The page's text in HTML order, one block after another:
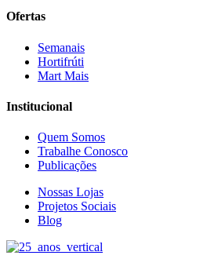
Ofertas
Semanais
Hortifrúti
Mart Mais
Institucional
Quem Somos
Trabalhe Conosco
Publicações
Nossas Lojas
Projetos Sociais
Blog